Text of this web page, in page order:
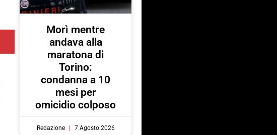
Morì mentre
andava alla
maratona di
Torino:
condanna a 10
mesi per
omicidio colposo
Redazione 7 Agosto 2026